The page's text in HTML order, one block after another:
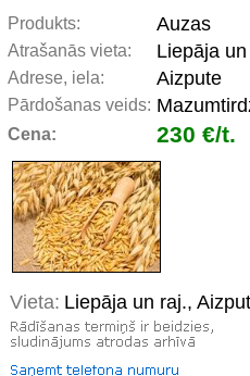
Produkts: Auzas
Atrašanās vieta: Liepāja
Adrese, iela: Aizpute
Pārdošanas veids:
Cena: 230 €/t.
Vieta: Liepāja un raj.,